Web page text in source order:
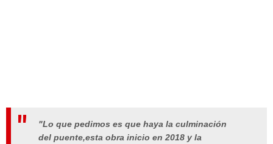
"Lo que pedimos es que haya la culminación
del puente,esta obra inicio en 2018 y la